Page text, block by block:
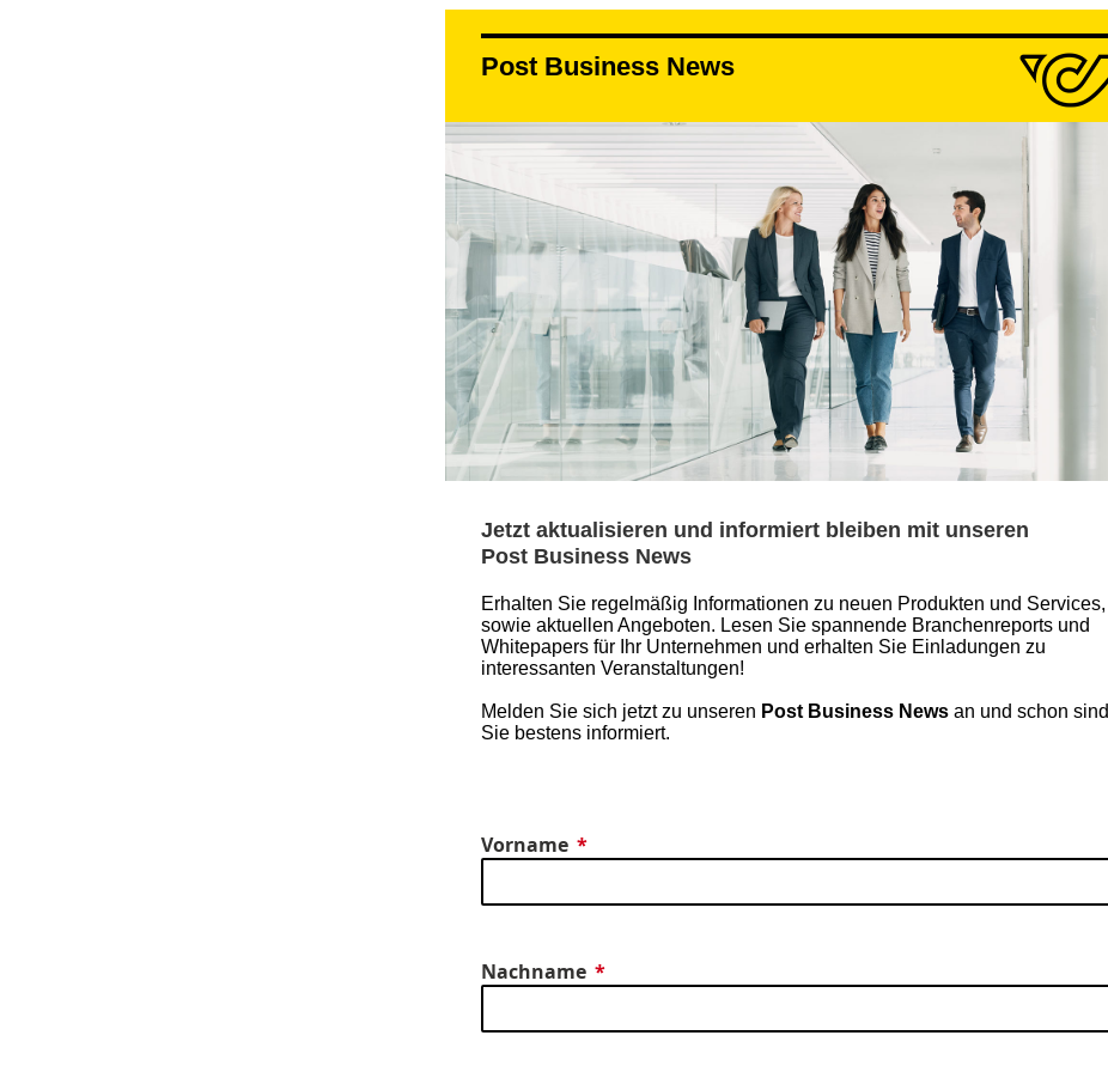
Post Business News
Jetzt aktualisieren und informiert bleiben mit unseren
Post Business News
Erhalten Sie regelmäßig Informationen zu neuen Produkten und Services,
sowie aktuellen Angeboten. Lesen Sie spannende Branchenreports und
Whitepapers für Ihr Unternehmen und erhalten Sie Einladungen zu
interessanten Veranstaltungen!
Melden Sie sich jetzt zu unseren Post Business News an und schon sind
Sie bestens informiert.
Vorname
Nachname